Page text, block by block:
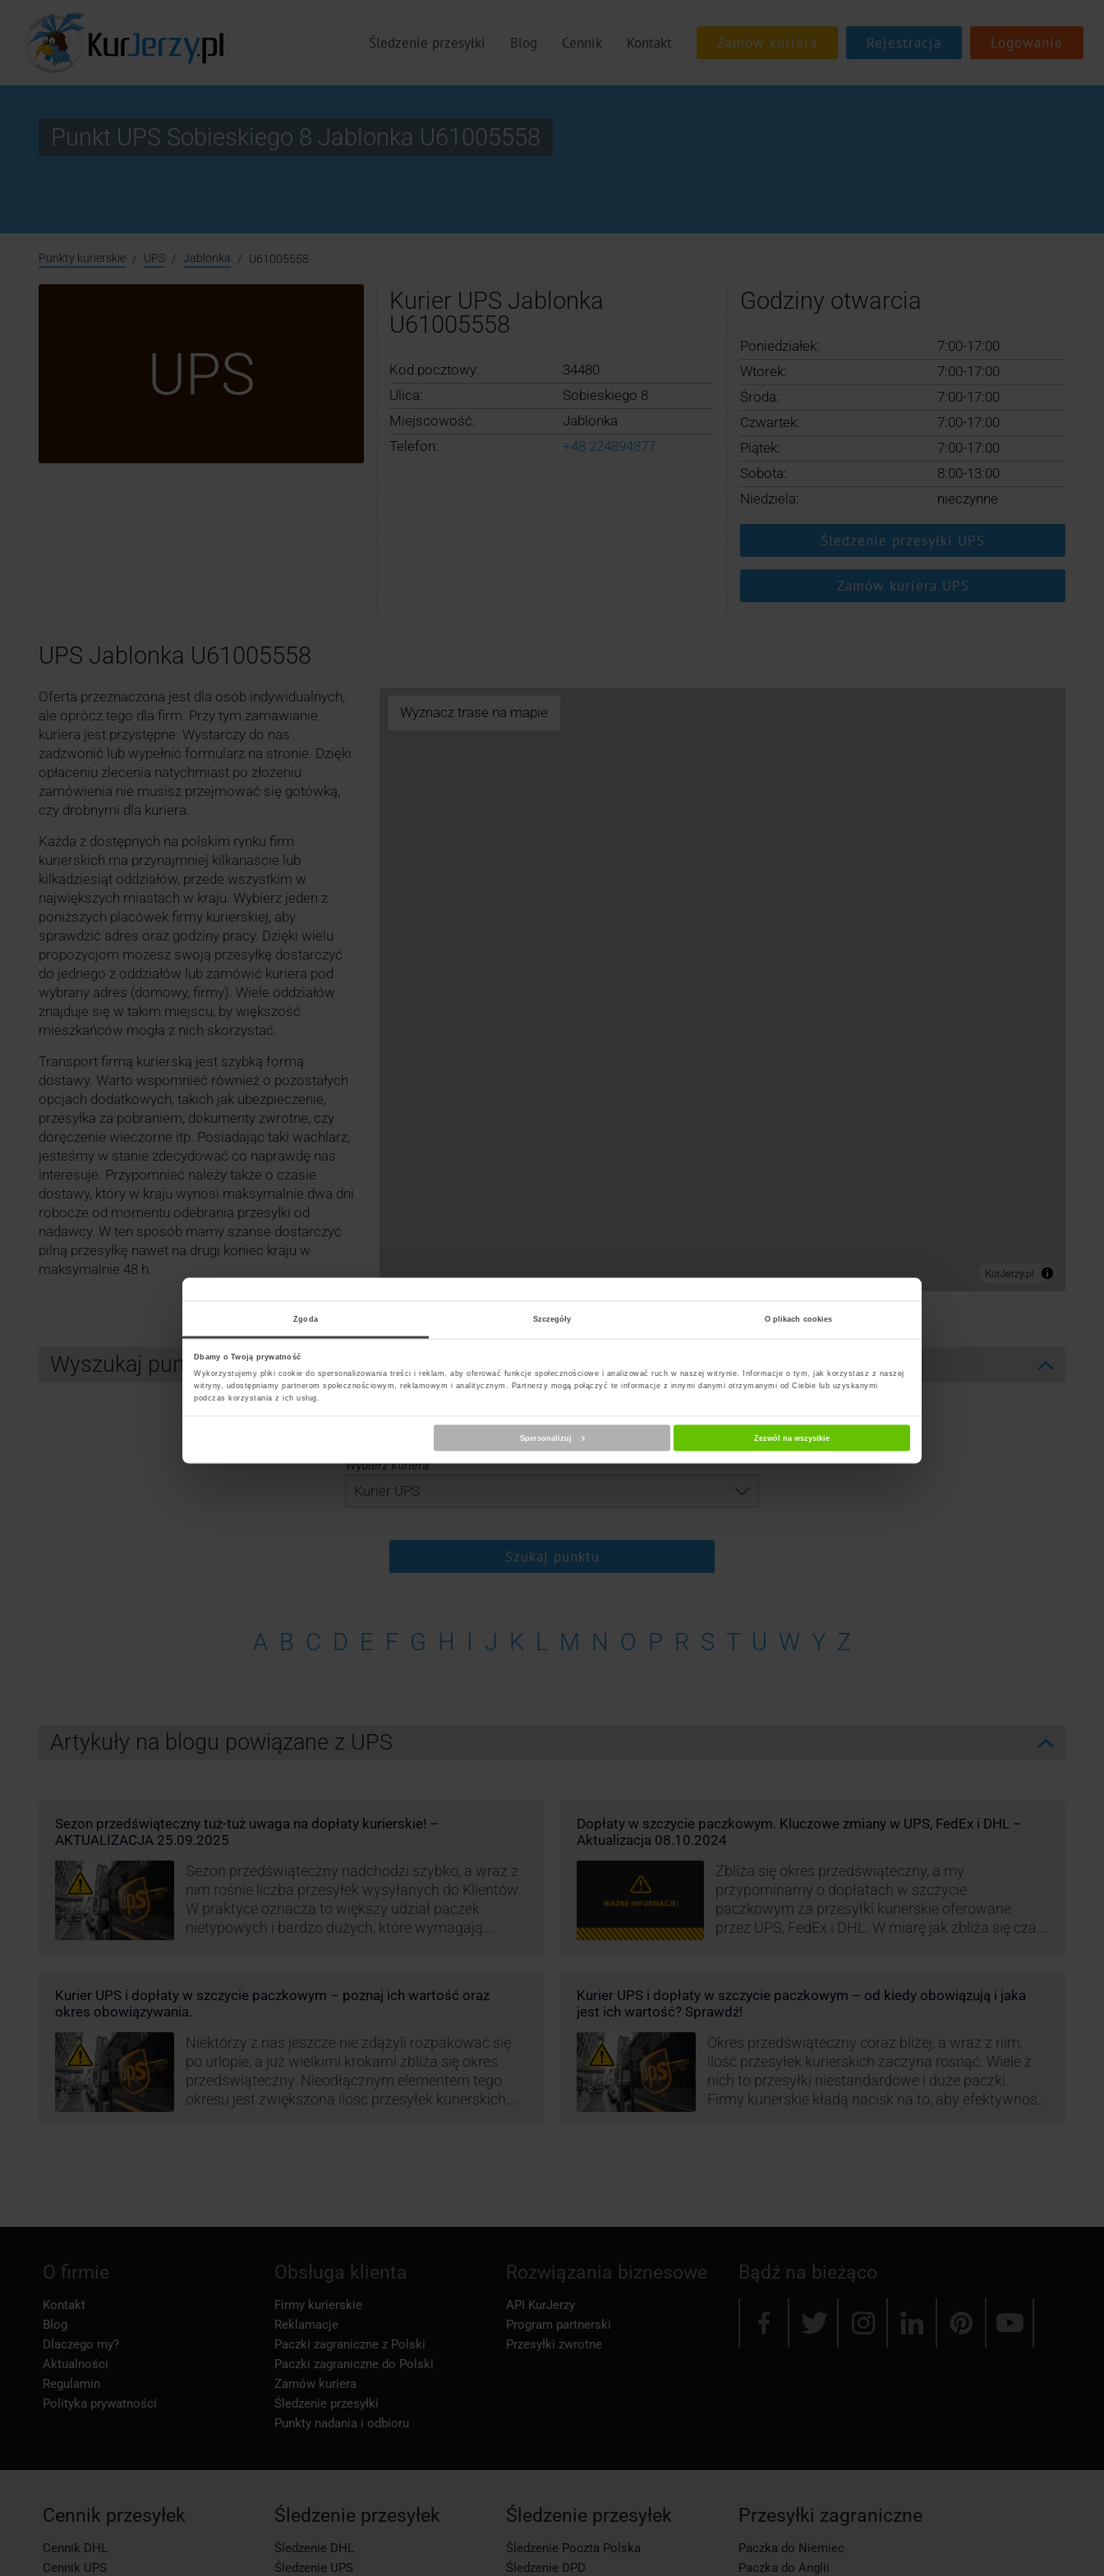
Zgoda Szczegóły O plikach cookies
Dbamy o Twoją prywatność
Wykorzystujemy pliki cookie do spersonalizowania treści i reklam, aby oferować funkcje społecznościowe i analizować ruch w naszej witrynie. Informacje o tym, jak korzystasz z naszej
witryny, udostępniamy partnerom społecznościowym, reklamowym i analitycznym. Partnerzy mogą połączyć te informacje z innymi danymi otrzymanymi od Ciebie lub uzyskanymi
podczas korzystania z ich usług.
Spersonalizuj Zezwól na wszystkie
Śledzenie przesyłki Blog Cennik Kontakt Rejestracja Logowanie
Punkt UPS Sobieskiego 8 Jablonka U61005558
Punkty kurierskie UPS Jablonka U61005558
UPS
Kurier UPS Jablonka
U61005558
Kod pocztowy:
34480
Ulica:
Sobieskiego 8
Miejscowość:
Jablonka
Telefon:
+48 224894877
Godziny otwarcia
Poniedziałek:
7:00-17:00
Wtorek:
7:00-17:00
Środa:
7:00-17:00
Czwartek:
7:00-17:00
Piątek:
7:00-17:00
Sobota:
8:00-13:00
Niedziela:
nieczynne
Śledzenie przesyłki UPS
Zamów kuriera UPS
UPS Jablonka U61005558
Oferta przeznaczona jest dla osób indywidualnych,
ale oprócz tego dla firm. Przy tym zamawianie
kuriera jest przystępne. Wystarczy do nas
zadzwonić lub wypełnić formularz na stronie. Dzięki
opłaceniu zlecenia natychmiast po złożeniu
zamówienia nie musisz przejmować się gotówką,
czy drobnymi dla kuriera.
Każda z dostępnych na polskim rynku firm
kurierskich ma przynajmniej kilkanaście lub
kilkadziesiąt oddziałów, przede wszystkim w
największych miastach w kraju. Wybierz jeden z
poniższych placówek firmy kurierskiej, aby
sprawdzić adres oraz godziny pracy. Dzięki wielu
propozycjom możesz swoją przesyłkę dostarczyć
do jednego z oddziałów lub zamówić kuriera pod
wybrany adres (domowy, firmy). Wiele oddziałów
znajduje się w takim miejscu, by większość
mieszkańców mogła z nich skorzystać.
Transport firmą kurierską jest szybką formą
dostawy. Warto wspomnieć również o pozostałych
opcjach dodatkowych, takich jak ubezpieczenie,
przesyłka za pobraniem, dokumenty zwrotne, czy
doręczenie wieczorne itp. Posiadając taki wachlarz,
jesteśmy w stanie zdecydować co naprawdę nas
interesuje. Przypomnieć należy także o czasie
dostawy, który w kraju wynosi maksymalnie dwa dni
robocze od momentu odebrania przesyłki od
nadawcy. W ten sposób mamy szanse dostarczyć
pilną przesyłkę nawet na drugi koniec kraju w
maksymalnie 48 h.
Wyznacz trase na mapie
Wyszukaj punkt kurierski UPS
Wybierz kuriera
Szukaj punktu
A B C D E F G H I J K L M N O P R S T U W Y Z
Artykuły na blogu powiązane z UPS
Sezon przedświąteczny tuż-tuż uwaga na dopłaty kurierskie! –
AKTUALIZACJA 25.09.2025
Sezon przedświąteczny nadchodzi szybko, a wraz z
nim rośnie liczba przesyłek wysyłanych do Klientów.
W praktyce oznacza to większy udział paczek
nietypowych i bardzo dużych, które wymagają
terminowość i jakość dostaw.
Dopłaty w szczycie paczkowym. Kluczowe zmiany w UPS, FedEx i DHL –
Aktualizacja 08.10.2024
Zbliża się okres przedświąteczny, a my
przypominamy o dopłatach w szczycie
paczkowym za przesyłki kurierskie oferowane
przez UPS, FedEx i DHL. W miarę jak zbliża się czas
oraz zapewnienie wysokiego poziomu
świadczonych usług. Dodatkowo przewoźnik UPS
wprowadzi nowe opłaty opisane …
Kurier UPS i dopłaty w szczycie paczkowym – poznaj ich wartość oraz
okres obowiązywania.
Niektórzy z nas jeszcze nie zdążyli rozpakować się
po urlopie, a już wielkimi krokami zbliża się okres
przedświąteczny. Nieodłącznym elementem tego
okresu jest zwiększona ilość przesyłek kurierskich,
Kurier UPS i dopłaty w szczycie paczkowym – od kiedy obowiązują i jaka
jest ich wartość? Sprawdź!
Okres przedświąteczny coraz bliżej, a wraz z nim,
ilość przesyłek kurierskich zaczyna rosnąć. Wiele z
nich to przesyłki niestandardowe i duże paczki.
Firmy kurierskie kładą nacisk na to, aby efektywność
Bądź na bieżąco
O firmie
Kontakt
Blog
Dlaczego my?
Aktualności
Regulamin
Polityka prywatności
Obsługa klienta
Firmy kurierskie
Reklamacje
Paczki zagraniczne z Polski
Paczki zagraniczne do Polski
Zamów kuriera
Śledzenie przesyłki
Punkty nadania i odbioru
Rozwiązania biznesowe
API KurJerzy
Program partnerski
Przesyłki zwrotne
Cennik przesyłek
Cennik DHL
Cennik UPS
Śledzenie przesyłek
Śledzenie DHL
Śledzenie UPS
Śledzenie przesyłek
Śledzenie Poczta Polska
Śledzenie DPD
Przesyłki zagraniczne
Paczka do Niemiec
Paczka do Anglii